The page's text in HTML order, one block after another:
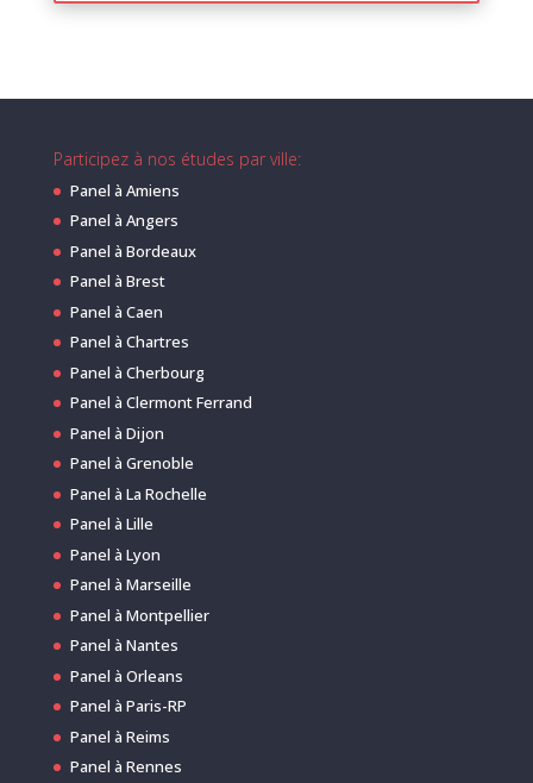
Participez à nos études par ville:
Panel à Amiens
Panel à Angers
Panel à Bordeaux
Panel à Brest
Panel à Caen
Panel à Chartres
Panel à Cherbourg
Panel à Clermont Ferrand
Panel à Dijon
Panel à Grenoble
Panel à La Rochelle
Panel à Lille
Panel à Lyon
Panel à Marseille
Panel à Montpellier
Panel à Nantes
Panel à Orleans
Panel à Paris-RP
Panel à Reims
Panel à Rennes